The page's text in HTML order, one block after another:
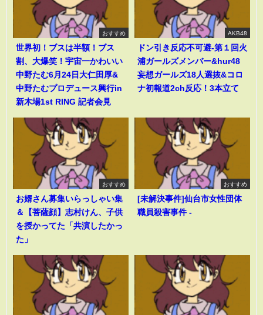
おすすめ
世界初！ブスは半額！ブス
割、大爆笑！宇宙一かわいい
中野たむ6月24日大仁田厚&
中野たむプロデュース興行in
新木場1st RING 記者会見
AKB48
ドン引き反応不可避-第１回火
浦ガールズメンバー&hur48
妄想ガールズ18人選抜&コロ
ナ初報道2ch反応！3本立て
おすすめ
お婿さん募集いらっしゃい集
＆【菩薩顔】志村けん、子供
を授かってた「共演したかっ
た」
おすすめ
[未解決事件]仙台市女性団体
職員殺害事件 -